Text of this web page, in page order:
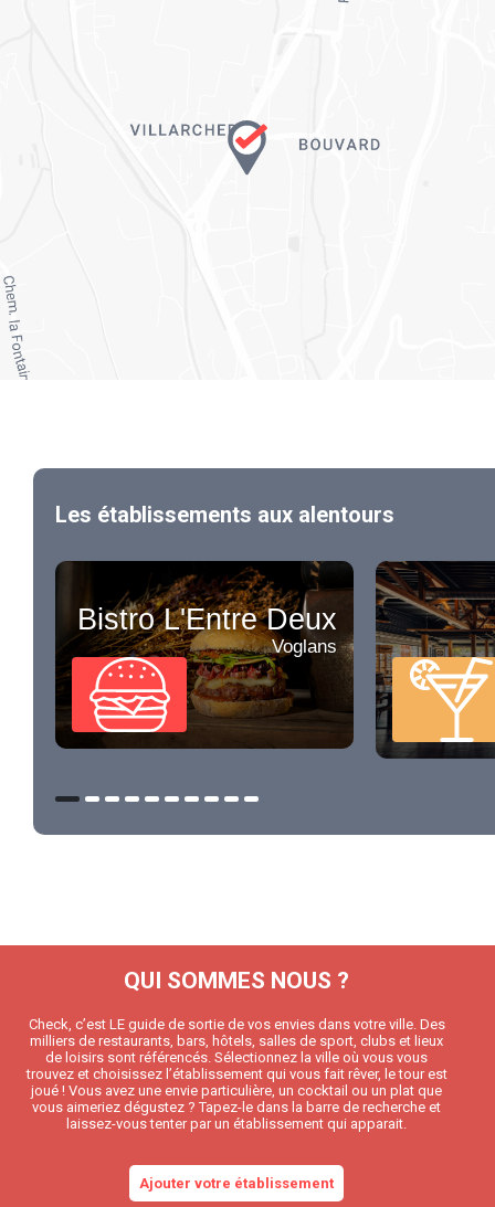
Les établissements aux alentours
Bistro L'Entre Deux
Voglans
QUI SOMMES NOUS ?
Check, c’est LE guide de sortie de vos envies dans votre ville. Des
milliers de restaurants, bars, hôtels, salles de sport, clubs et lieux
de loisirs sont référencés. Sélectionnez la ville où vous vous
trouvez et choisissez l’établissement qui vous fait rêver, le tour est
joué ! Vous avez une envie particulière, un cocktail ou un plat que
vous aimeriez dégustez ? Tapez-le dans la barre de recherche et
laissez-vous tenter par un établissement qui apparait.
Ajouter votre établissement